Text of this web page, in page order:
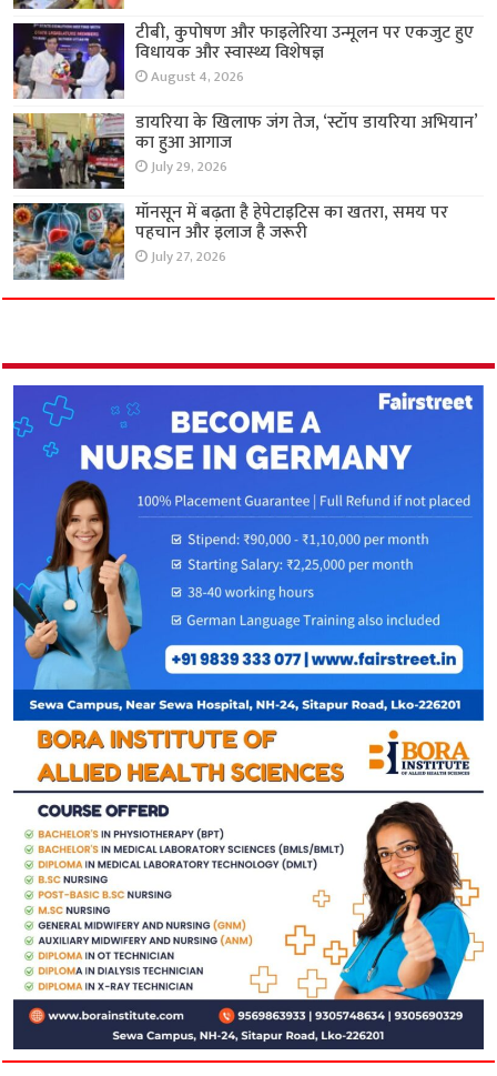
टीबी, कुपोषण और फाइलेरिया उन्मूलन पर एकजुट हुए
विधायक और स्वास्थ्य विशेषज्ञ
August 4, 2026
डायरिया के खिलाफ जंग तेज, ‘स्टॉप डायरिया अभियान’
का हुआ आगाज
July 29, 2026
मॉनसून में बढ़ता है हेपेटाइटिस का खतरा, समय पर
पहचान और इलाज है जरूरी
July 27, 2026